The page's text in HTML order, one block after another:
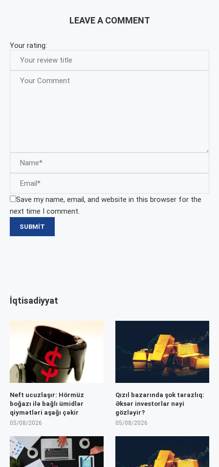
LEAVE A COMMENT
Your rating:
Save my name, email, and website in this browser for the
next time I comment.
İqtisadiyyat
Neft ucuzlaşır: Hörmüz
boğazı ilə bağlı ümidlər
qiymətləri aşağı çəkir
05/08/2026
Qızıl bazarında şok tarazlıq:
Əksər investorlar nəyi
gözləyir?
05/08/2026